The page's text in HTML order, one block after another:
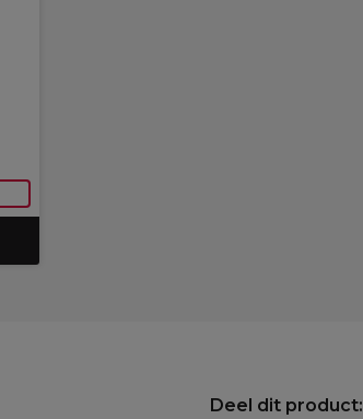
Deel dit product: